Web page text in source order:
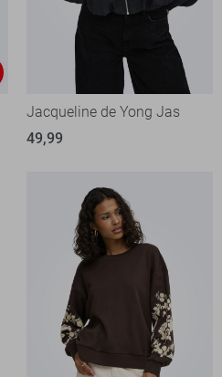
Jacqueline de Yong Jas
49,99